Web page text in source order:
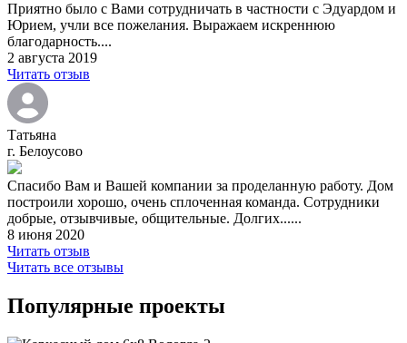
Приятно было с Вами сотрудничать в частности с Эдуардом и
Юрием, учли все пожелания. Выражаем искреннюю
благодарность....
2 августа 2019
Читать отзыв
Татьяна
г. Белоусово
Спасибо Вам и Вашей компании за проделанную работу. Дом
построили хорошо, очень сплоченная команда. Сотрудники
добрые, отзывчивые, общительные. Долгих......
8 июня 2020
Читать отзыв
Читать все отзывы
Популярные проекты